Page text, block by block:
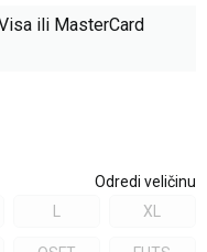
ili MasterCard
Odredi veličinu
XL